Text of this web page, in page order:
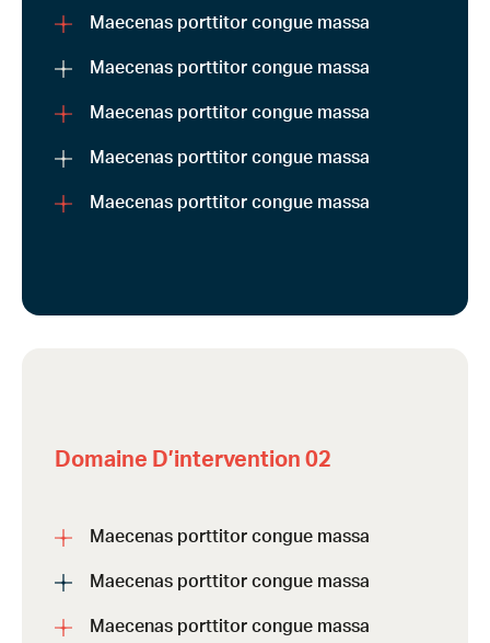
Maecenas porttitor congue massa
Maecenas porttitor congue massa
Maecenas porttitor congue massa
Maecenas porttitor congue massa
Maecenas porttitor congue massa
Domaine D’intervention 02
Maecenas porttitor congue massa
Maecenas porttitor congue massa
Maecenas porttitor congue massa